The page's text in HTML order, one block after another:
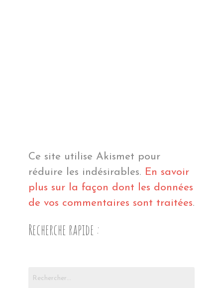
Ce site utilise Akismet pour
réduire les indésirables. En savoir
plus sur la façon dont les données
de vos commentaires sont traitées.
Recherche rapide :